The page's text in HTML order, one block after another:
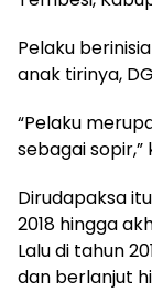
Pelaku
anak tirinya,
“Pelaku
sebagai
Dirudapaksa
2018 hingga
Lalu di tahun
dan berlanjut